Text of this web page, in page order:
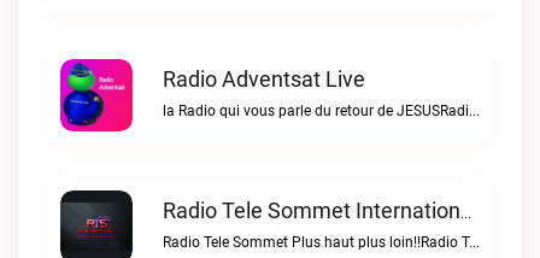
Radio Adventsat Live
la Radio qui vous parle du retour de JESUSRadio Adventsat live
Radio Tele Sommet Internationale Live
Radio Tele Sommet Plus haut plus loin!!Radio Tele Sommet Internationale live